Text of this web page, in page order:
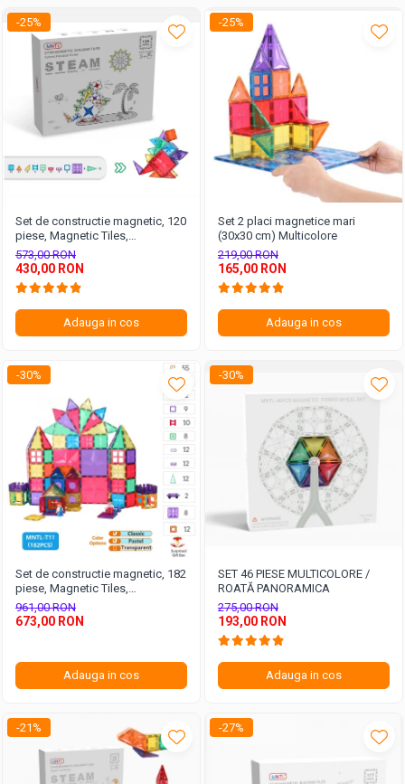
-25%
Set de constructie magnetic, 120
piese, Magnetic Tiles,
multicolore de forme geometrice
diferite, 2D, 3D
573,00 RON
430,00 RON
Adauga in cos
-25%
Set 2 placi magnetice mari
(30x30 cm) Multicolore
219,00 RON
165,00 RON
Adauga in cos
-30%
Set de constructie magnetic, 182
piese, Magnetic Tiles,
multicolore & pastel de forme
geometrice diferite, 2D, 3D
961,00 RON
673,00 RON
Adauga in cos
-30%
SET 46 PIESE MULTICOLORE /
ROATĂ PANORAMICA
275,00 RON
193,00 RON
Adauga in cos
-21% -27%